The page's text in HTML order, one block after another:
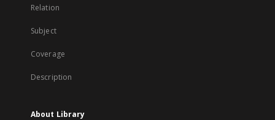
Relation
Subject
Coverage
Description
About Library